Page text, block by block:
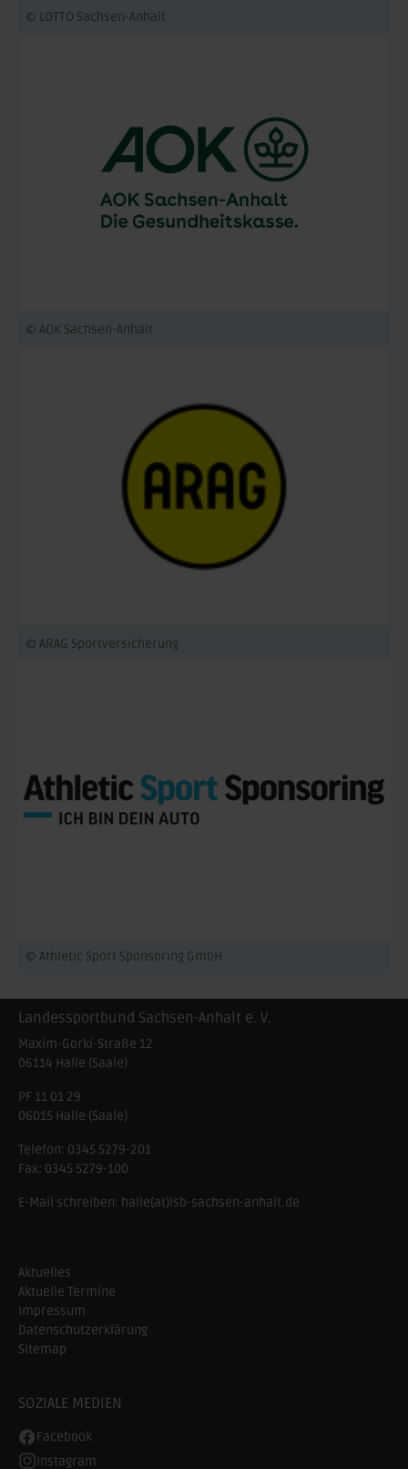
© LOTTO Sachsen-Anhalt
© AOK Sachsen-Anhalt
© ARAG Sportversicherung
© Athletic Sport Sponsoring GmbH
Landessportbund Sachsen-Anhalt e. V.
Maxim-Gorki-Straße 12
06114 Halle (Saale)
PF 11 01 29
06015 Halle (Saale)
Telefon: 0345 5279-201
Fax: 0345 5279-100
E-Mail schreiben: halle(at)lsb-sachsen-anhalt.de
Aktuelles
Aktuelle Termine
Impressum
Datenschutzerklärung
Sitemap
SOZIALE MEDIEN
Facebook
Instagram